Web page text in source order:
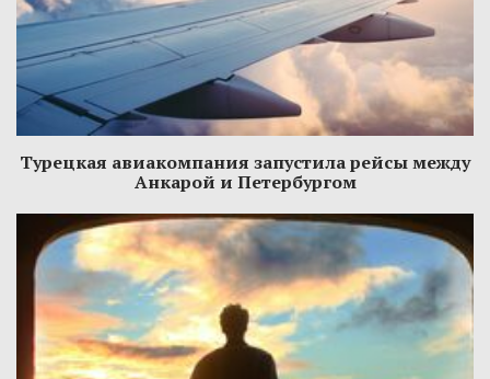
Турецкая авиакомпания запустила рейсы между
Анкарой и Петербургом